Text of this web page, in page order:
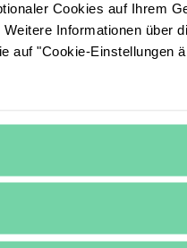
Cookies auf Ihrem
Informationen über
auf "Cookie-Einstellungen